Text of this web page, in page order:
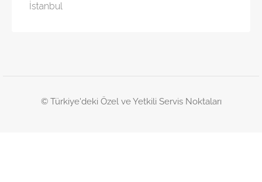
İstanbul
© Türkiye'deki Özel ve Yetkili Servis Noktaları